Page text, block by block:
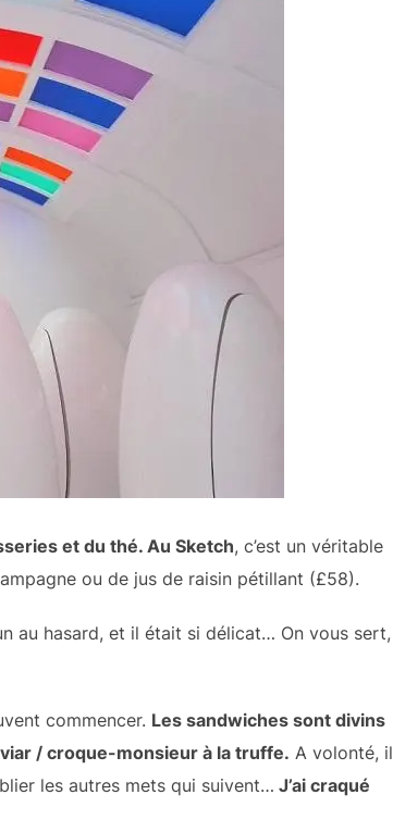
et du thé. Au Sketch, c’est un véritable
ou de jus de raisin pétillant (£58).
au hasard, et il était si délicat… On vous sert,
commencer. Les sandwiches sont divins
/ croque-monsieur à la truffe. A volonté, il
les autres mets qui suivent… J’ai craqué